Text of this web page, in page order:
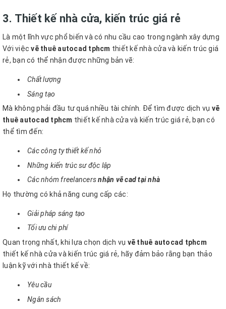
3. Thiết kế nhà cửa, kiến trúc giá rẻ
Là một lĩnh vực phổ biến và có nhu cầu cao trong ngành xây dựng
Với việc vẽ thuê autocad tphcm thiết kế nhà cửa và kiến trúc giá
rẻ, bạn có thể nhận được những bản vẽ:
Chất lượng
Sáng tạo
Mà không phải đầu tư quá nhiều tài chính. Để tìm được dịch vụ vẽ
thuê autocad tphcm thiết kế nhà cửa và kiến trúc giá rẻ, bạn có
thể tìm đến:
Các công ty thiết kế nhỏ
Những kiến trúc sư độc lập
Các nhóm freelancersnhận vẽ cad tại nhà
Họ thường có khả năng cung cấp các:
Giải pháp sáng tạo
Tối ưu chi phí
Quan trọng nhất, khi lựa chọn dịch vụ vẽ thuê autocad tphcm
thiết kế nhà cửa và kiến trúc giá rẻ, hãy đảm bảo rằng bạn thảo
luận kỹ với nhà thiết kế về:
Yêu cầu
Ngân sách